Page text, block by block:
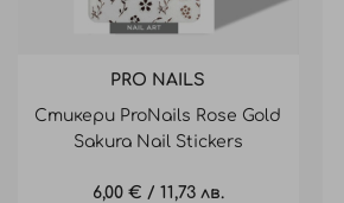
PRO NAILS
Стикери ProNails Rose Gold
Sakura Nail Stickers
6,00 € / 11,73 лв.